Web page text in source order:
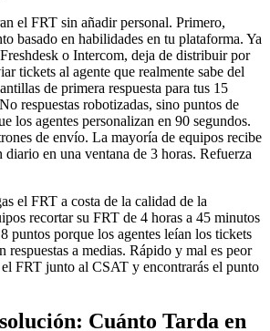
el FRT sin añadir personal. Primero,
basado en habilidades en tu plataforma. Ya
o Intercom, deja de distribuir por
tickets al agente que realmente sabe del
de primera respuesta para tus 15
respuestas robotizadas, sino puntos de
los agentes personalizan en 90 segundos.
de envío. La mayoría de equipos recibe
en una ventana de 3 horas. Refuerza
el FRT a costa de la calidad de la
recortar su FRT de 4 horas a 45 minutos
puntos porque los agentes leían los tickets
respuestas a medias. Rápido y mal es peor
FRT junto al CSAT y encontrarás el punto
Cuánto Tarda en